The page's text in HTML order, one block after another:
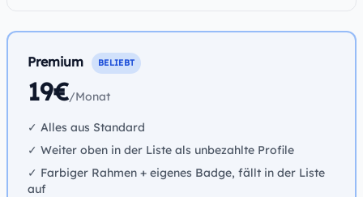
Premium BELIEBT
19€/Monat
✓ Alles aus Standard
✓ Weiter oben in der Liste als unbezahlte Profile
✓ Farbiger Rahmen + eigenes Badge, fällt in der Liste
auf